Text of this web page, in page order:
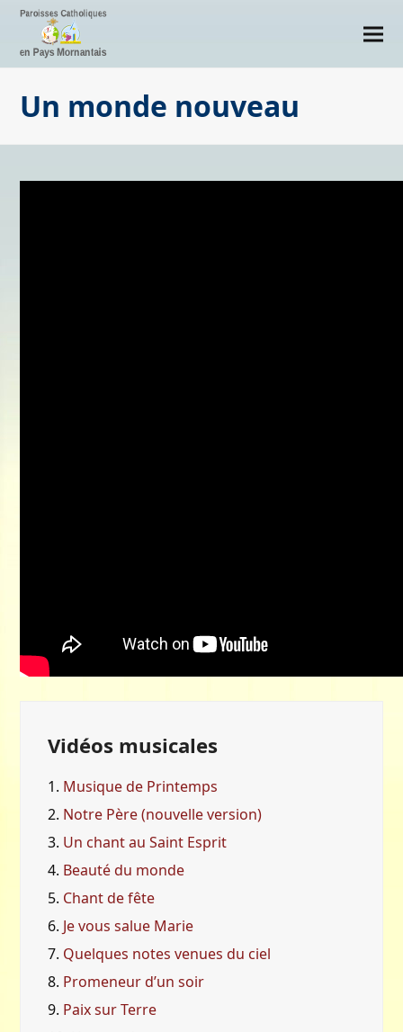
Un monde nouveau
Vidéos musicales
1. Musique de Printemps
2. Notre Père (nouvelle version)
3. Un chant au Saint Esprit
4. Beauté du monde
5. Chant de fête
6. Je vous salue Marie
7. Quelques notes venues du ciel
8. Promeneur d’un soir
9. Paix sur Terre